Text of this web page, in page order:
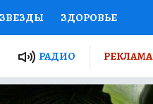
ЗВЕЗДЫ ЗДОРОВЬЕ
РОССИИ
ПУТЕВОДИТЕЛЬ
РАДИО РЕКЛАМА